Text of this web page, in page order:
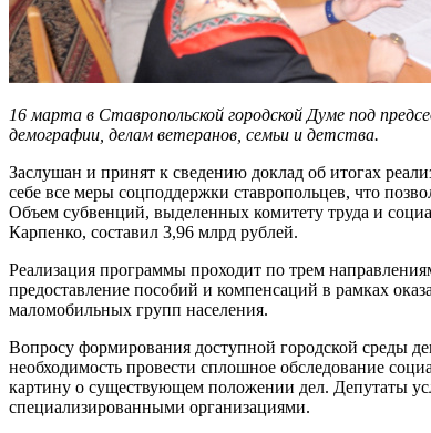
16 марта в Ставропольской городской Думе под
демографии, делам ветеранов, семьи и детства.
Заслушан и принят к сведению доклад об итогах
себе все меры соцподдержки ставропольцев, что
Объем субвенций, выделенных комитету труда и
Карпенко, составил 3,96 млрд рублей.
Реализация программы проходит по трем
предоставление пособий и компенсаций в рамках
маломобильных групп населения.
Вопросу формирования доступной городской среды
необходимость провести сплошное обследование
картину о существующем положении дел. Депутаты
специализированными организациями.